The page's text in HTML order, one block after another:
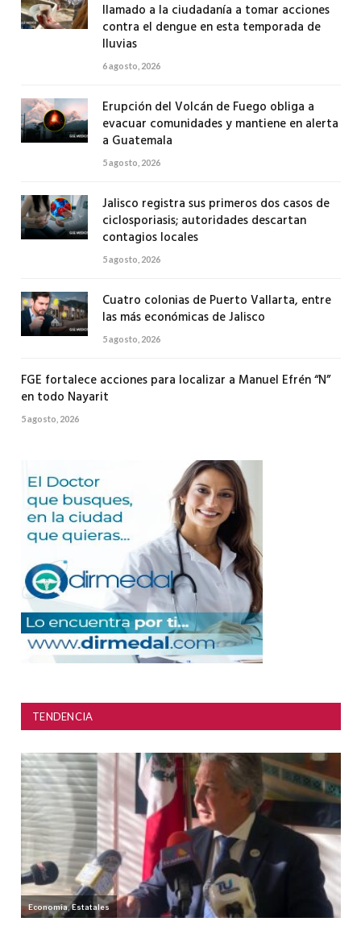
llamado a la ciudadanía a tomar acciones
contra el dengue en esta temporada de
lluvias
6 agosto, 2026
Erupción del Volcán de Fuego obliga a
evacuar comunidades y mantiene en alerta
a Guatemala
5 agosto, 2026
Jalisco registra sus primeros dos casos de
ciclosporiasis; autoridades descartan
contagios locales
5 agosto, 2026
Cuatro colonias de Puerto Vallarta, entre
las más económicas de Jalisco
5 agosto, 2026
FGE fortalece acciones para localizar a Manuel Efrén “N”
en todo Nayarit
5 agosto, 2026
TENDENCIA